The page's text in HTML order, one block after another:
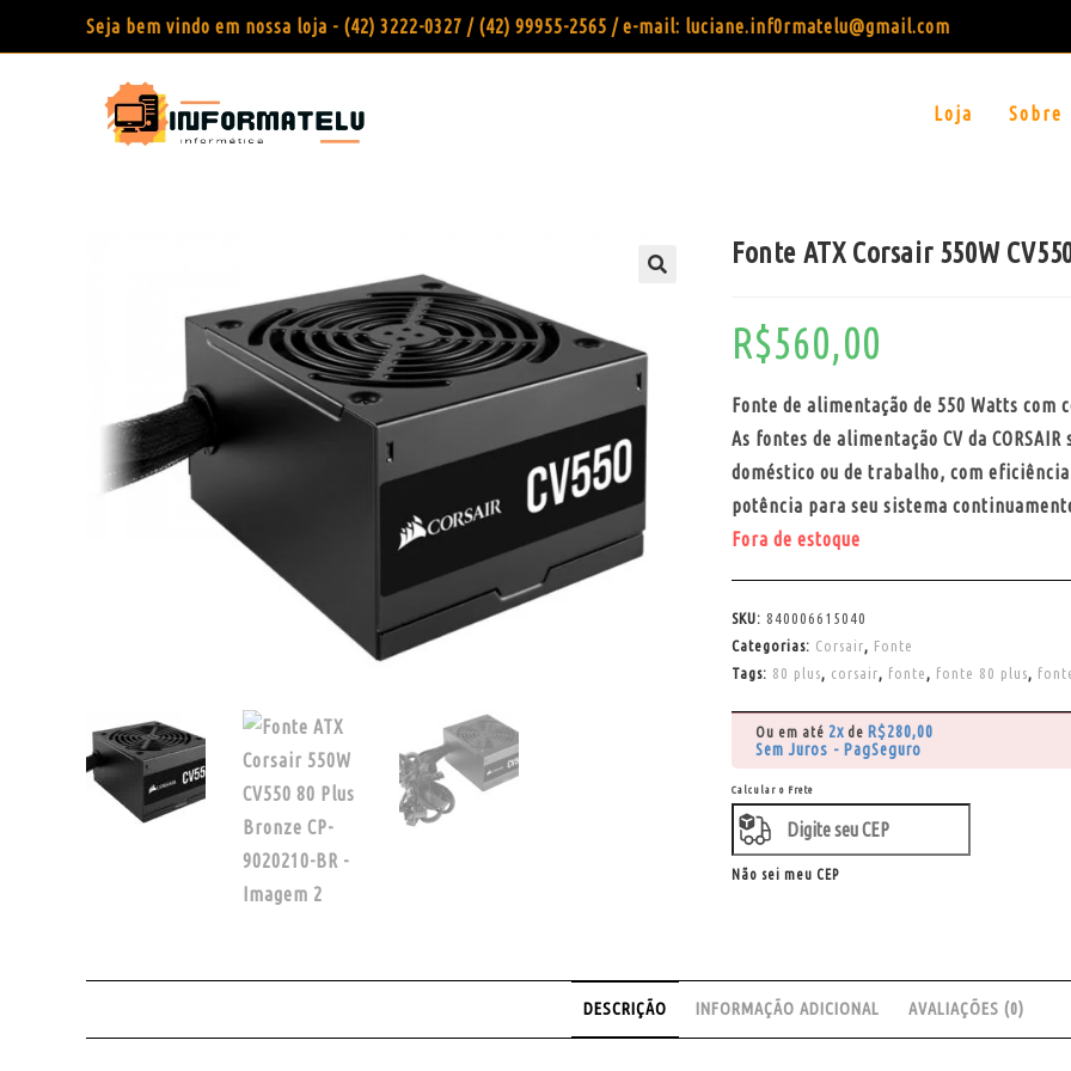
Seja bem vindo em nossa loja - (42) 3222-0327 / (42) 99955-2565 / e-mail: luciane.inf0rmatelu@gmail.com
Loja Sobre
Fonte ATX Corsair 550W
R$560,00
Fonte de alimentação de 550 Watts com
As fontes de alimentação CV da
doméstico ou de trabalho, com
potência para seu sistema
Fora de estoque
SKU: 840006615040
Categorias: Corsair, Fonte
Tags: 80 plus, corsair, fonte , fonte 80 plus,
Ou em até 2x de R$280,00
Sem Juros - PagSeguro
Calcular o Frete
Não sei meu CEP
DESCRIÇÃO INFORMAÇÃO ADICIONAL AVALIAÇÕES (0)